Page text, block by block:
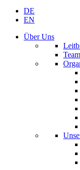
DE
EN
Über Uns
Team